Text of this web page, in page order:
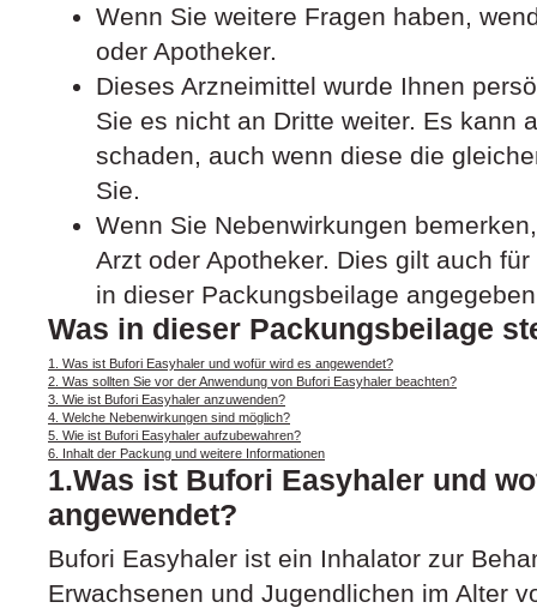
Wenn Sie weitere Fragen haben,
oder Apotheker.
Dieses Arzneimittel wurde Ihnen
Sie es nicht an Dritte weiter. Es kann
schaden, auch wenn diese die
Sie.
Wenn Sie Nebenwirkungen
Arzt oder Apotheker. Dies gilt auch
in dieser Packungsbeilage
Was in dieser Packungsbeilage
1. Was ist Bufori Easyhaler und wofür wird es angewendet?
2. Was sollten Sie vor der Anwendung von Bufori Easyhaler beachten?
3. Wie ist Bufori Easyhaler anzuwenden?
4. Welche Nebenwirkungen sind möglich?
5. Wie ist Bufori Easyhaler aufzubewahren?
6. Inhalt der Packung und weitere Informationen
1.Was ist Bufori Easyhaler und
angewendet?
Bufori Easyhaler ist ein Inhalator zur
Erwachsenen und Jugendlichen im Alter